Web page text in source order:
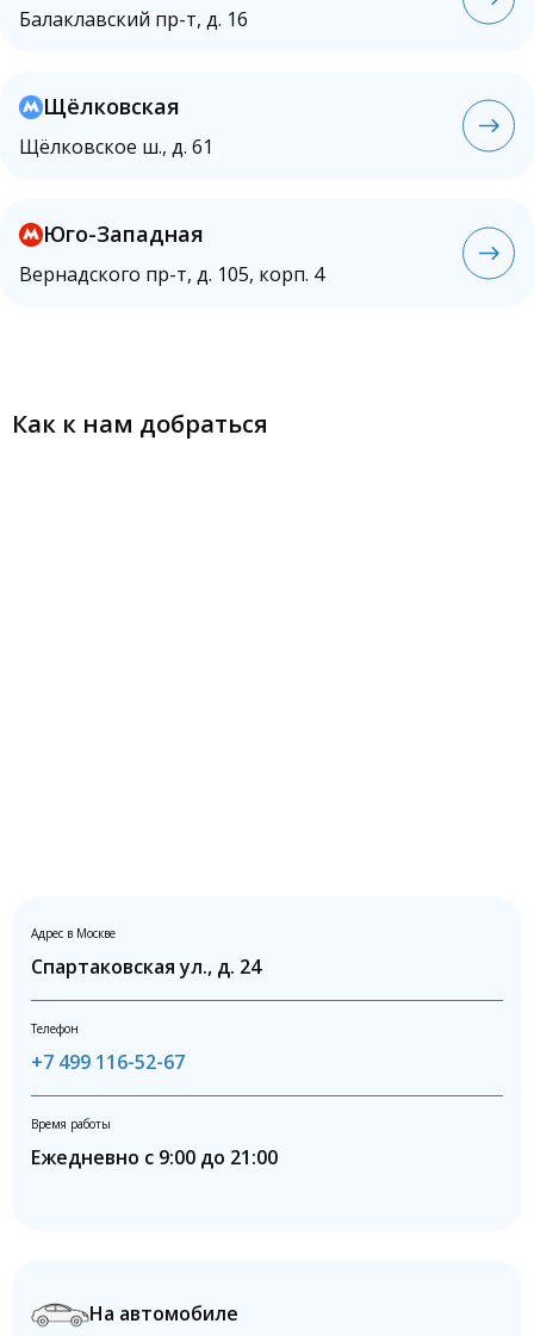
Балаклавский пр-т, д. 16
Щёлковская
Щёлковское ш., д. 61
Юго-Западная
Вернадского пр-т, д. 105, корп. 4
Как к нам добраться
Адрес в Москве
Спартаковская ул., д. 24
Телефон
+7 499 116-52-67
Время работы
Ежедневно с 9:00 до 21:00
На автомобиле